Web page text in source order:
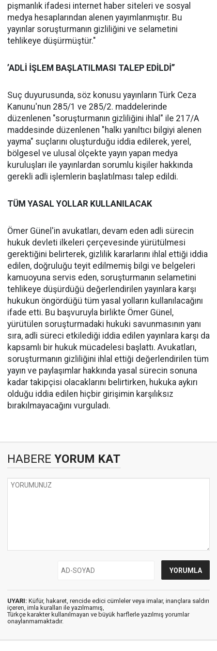
pişmanlık ifadesi internet haber siteleri ve sosyal
medya hesaplarından alenen yayımlanmıştır. Bu
yayınlar soruşturmanın gizliliğini ve selametini
tehlikeye düşürmüştür."
’ADLİ İŞLEM BAŞLATILMASI TALEP EDİLDİ’’
Suç duyurusunda, söz konusu yayınların Türk Ceza
Kanunu'nun 285/1 ve 285/2. maddelerinde
düzenlenen "soruşturmanın gizliliğini ihlal" ile 217/A
maddesinde düzenlenen "halkı yanıltıcı bilgiyi alenen
yayma" suçlarını oluşturduğu iddia edilerek, yerel,
bölgesel ve ulusal ölçekte yayın yapan medya
kuruluşları ile yayınlardan sorumlu kişiler hakkında
gerekli adli işlemlerin başlatılması talep edildi.
TÜM YASAL YOLLAR KULLANILACAK
Ömer Günel'in avukatları, devam eden adli sürecin
hukuk devleti ilkeleri çerçevesinde yürütülmesi
gerektiğini belirterek, gizlilik kararlarını ihlal ettiği iddia
edilen, doğruluğu teyit edilmemiş bilgi ve belgeleri
kamuoyuna servis eden, soruşturmanın selametini
tehlikeye düşürdüğü değerlendirilen yayınlara karşı
hukukun öngördüğü tüm yasal yolların kullanılacağını
ifade etti. Bu başvuruyla birlikte Ömer Günel,
yürütülen soruşturmadaki hukuki savunmasının yanı
sıra, adli süreci etkilediği iddia edilen yayınlara karşı da
kapsamlı bir hukuk mücadelesi başlattı. Avukatları,
soruşturmanın gizliliğini ihlal ettiği değerlendirilen tüm
yayın ve paylaşımlar hakkında yasal sürecin sonuna
kadar takipçisi olacaklarını belirtirken, hukuka aykırı
olduğu iddia edilen hiçbir girişimin karşılıksız
bırakılmayacağını vurguladı.
HABERE YORUM KAT
UYARI: Küfür, hakaret, rencide edici cümleler veya imalar, inançlara saldırı
içeren, imla kuralları ile yazılmamış,
Türkçe karakter kullanılmayan ve büyük harflerle yazılmış yorumlar
onaylanmamaktadır.